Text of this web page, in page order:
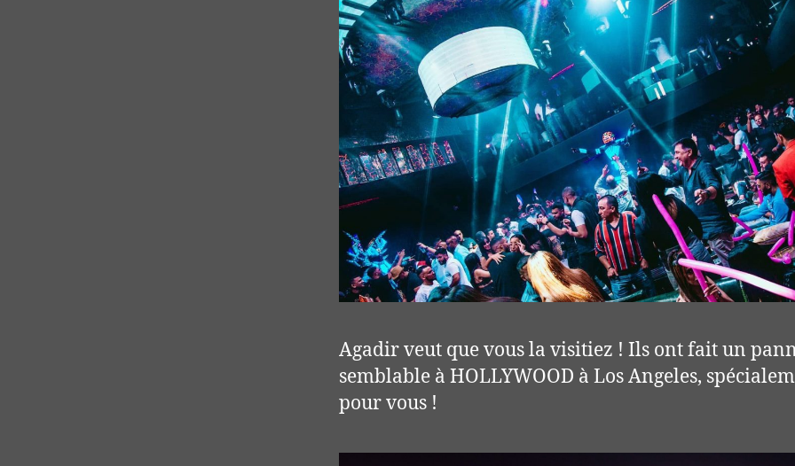
Agadir veut que vous la visitiez ! Ils ont fait un
semblable à HOLLYWOOD à Los Angeles,
pour vous !